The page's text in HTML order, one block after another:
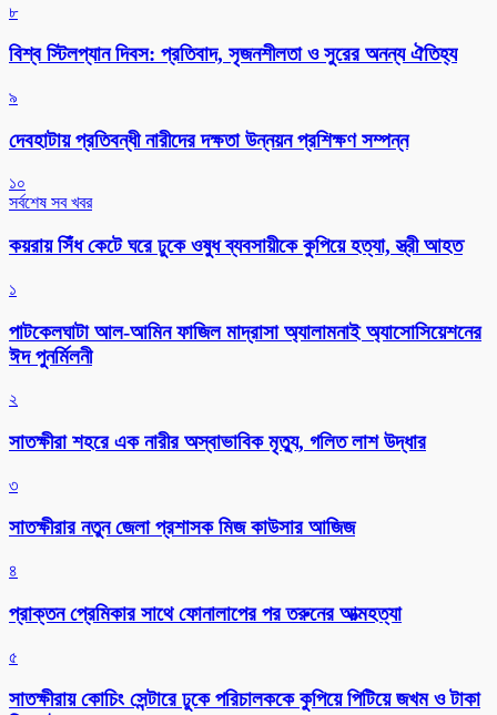
৮
বিশ্ব স্টিলপ্যান দিবস: প্রতিবাদ, সৃজনশীলতা ও সুরের অনন্য ঐতিহ্য
৯
দেবহাটায় প্রতিবন্ধী নারীদের দক্ষতা উন্নয়ন প্রশিক্ষণ সম্পন্ন
১০
সর্বশেষ সব খবর
কয়রায় সিঁধ কেটে ঘরে ঢুকে ওষুধ ব্যবসায়ীকে কুপিয়ে হত্যা, স্ত্রী আহত
১
পাটকেলঘাটা আল-আমিন ফাজিল মাদ্রাসা অ্যালামনাই অ্যাসোসিয়েশনের
ঈদ পুনর্মিলনী
২
সাতক্ষীরা শহরে এক নারীর অস্বাভাবিক মৃত্যু, গলিত লাশ উদ্ধার
৩
সাতক্ষীরার নতুন জেলা প্রশাসক মিজ কাউসার আজিজ
৪
প্রাক্তন প্রেমিকার সাথে ফোনালাপের পর তরুনের আত্মহত্যা
৫
সাতক্ষীরায় কোচিং সেন্টারে ঢুকে পরিচালককে কুপিয়ে পিটিয়ে জখম ও টাকা